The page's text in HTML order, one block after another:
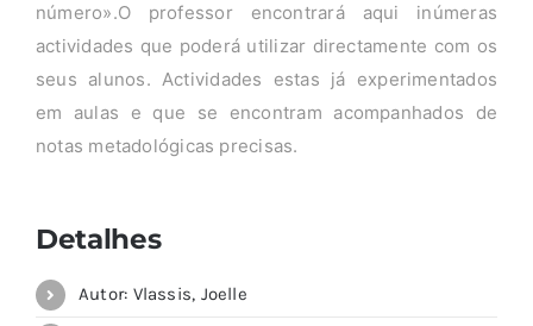
número».O professor encontrará aqui inúmeras
actividades que poderá utilizar directamente com os
seus alunos. Actividades estas já experimentados
em aulas e que se encontram acompanhados de
notas metadológicas precisas.
Detalhes
Autor: Vlassis, Joelle